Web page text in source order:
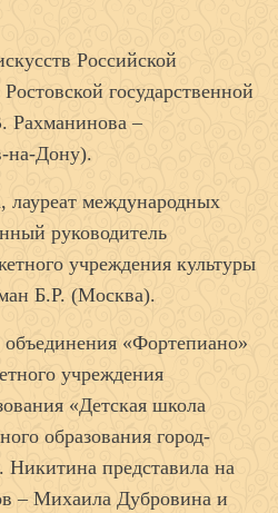
Российской
государственной
Рахманинова –
на-Дону).
лауреат международных
руководитель
учреждения культуры
Б.Р. (Москва).
объединения «Фортепиано»
учреждения
«Детская школа
образования город-
представила на
– Михаила Дубровина и